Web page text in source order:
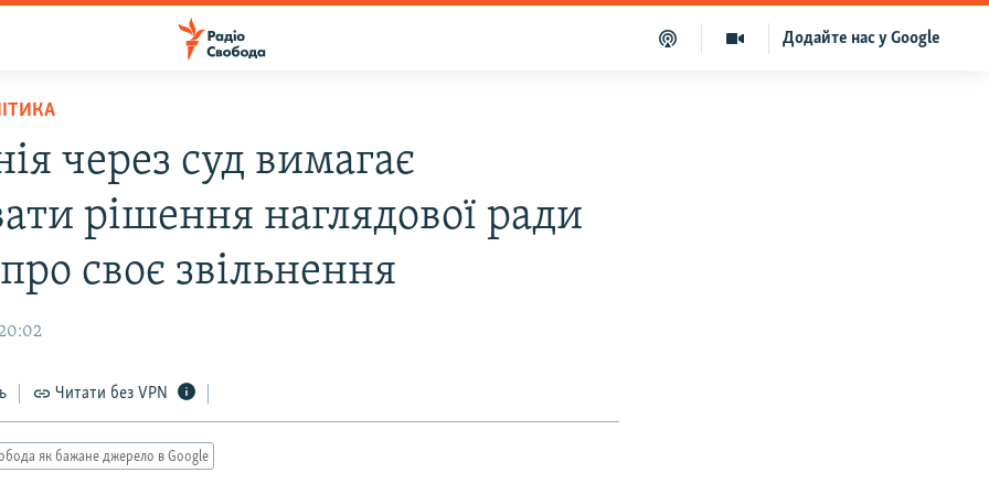
Додайте нас у Google
через суд вимагає
рішення наглядової ради
своє звільнення
Читати без VPN
як бажане джерело в Google